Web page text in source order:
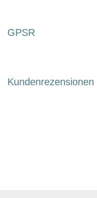
GPSR
Kundenrezensionen